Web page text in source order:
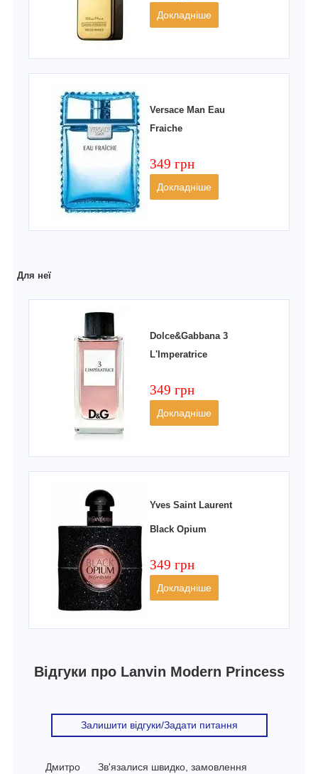
Докладніше
Versace Man Eau
Fraiche
349 грн
Докладніше
Для неї
Dolce&Gabbana 3
L'Imperatrice
349 грн
Докладніше
Yves Saint Laurent
Black Opium
349 грн
Докладніше
Відгуки про Lanvin Modern Princess
Залишити відгуки/Задати питання
Дмитро
Зв'язалися швидко, замовлення